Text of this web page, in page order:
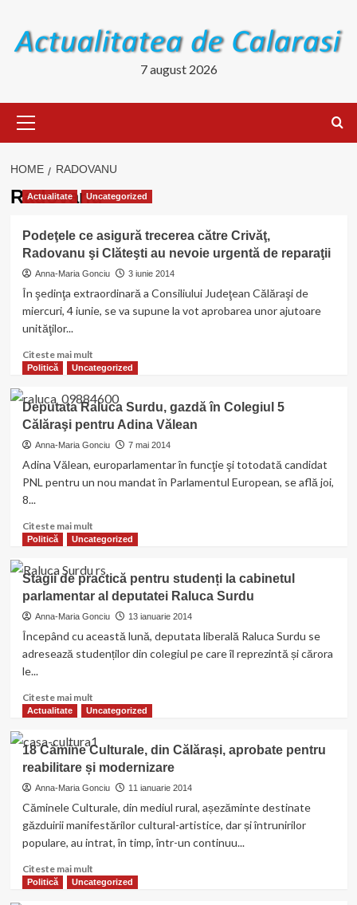
content
7 august 2026
Menu
HOME RADOVANU
Radovanu
Actualitate Uncategorized
Podeţele ce asigură trecerea către Crivăţ,
Radovanu şi Clăteşti au nevoie urgentă de reparaţii
Anna-Maria Gonciu 3 iunie 2014
În şedinţa extraordinară a Consiliului Judeţean Călăraşi de
miercuri, 4 iunie, se va supune la vot aprobarea unor ajutoare
unităţilor...
Citeste mai multRead
more
Podeţele
ce
asigură
trecerea
Crivăţ,
Radovanu
au
nevoie
de
reparaţii
Politică Uncategorized
Deputata Raluca Surdu, gazdă în Colegiul 5
Călăraşi pentru Adina Vălean
Anna-Maria Gonciu 7 mai 2014
Adina Vălean, europarlamentar în funcţie şi totodată candidat
PNL pentru un nou mandat în Parlamentul European, se află joi,
8...
Citeste mai multRead
more
Deputata
Raluca
Surdu,
gazdă
5
Adina
Vălean
Politică Uncategorized
Stagii de practică pentru studenți la cabinetul
parlamentar al deputatei Raluca Surdu
Anna-Maria Gonciu 13 ianuarie 2014
Începând cu această lună, deputata liberală Raluca Surdu se
adresează studenților din colegiul pe care îl reprezintă și cărora
le...
Citeste mai multRead
more
Stagii
de
practică
pentru
studenți
cabinetul
parlamentar
deputatei
Raluca
Actualitate Uncategorized
18 Cămine Culturale, din Călărași, aprobate pentru
reabilitare și modernizare
Anna-Maria Gonciu 11 ianuarie 2014
Căminele Culturale, din mediul rural, așezăminte destinate
găzduirii manifestărilor cultural-artistice, dar și întrunirilor
populare, au intrat, în timp, într-un continuu...
Citeste mai multRead
more
Politică Uncategorized